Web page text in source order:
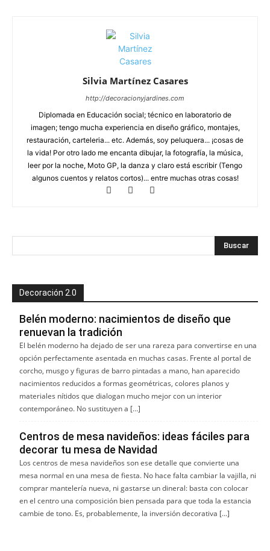
Silvia Martínez Casares
http://decoracionyjardines.com
Diplomada en Educación social; técnico en laboratorio de
imagen; tengo mucha experiencia en diseño gráfico, montajes,
restauración, carteleria... etc. Además, soy peluquera... ¡cosas de
la vida! Por otro lado me encanta dibujar, la fotografía, la música,
leer por la noche, Moto GP, la danza y claro está escribir (Tengo
algunos cuentos y relatos cortos)... entre muchas otras cosas!
Decoración 2.0
Belén moderno: nacimientos de diseño que
renuevan la tradición
El belén moderno ha dejado de ser una rareza para convertirse en una
opción perfectamente asentada en muchas casas. Frente al portal de
corcho, musgo y figuras de barro pintadas a mano, han aparecido
nacimientos reducidos a formas geométricas, colores planos y
materiales nítidos que dialogan mucho mejor con un interior
contemporáneo. No sustituyen a […]
Centros de mesa navideños: ideas fáciles para
decorar tu mesa de Navidad
Los centros de mesa navideños son ese detalle que convierte una
mesa normal en una mesa de fiesta. No hace falta cambiar la vajilla, ni
comprar mantelería nueva, ni gastarse un dineral: basta con colocar
en el centro una composición bien pensada para que toda la estancia
cambie de tono. Es, probablemente, la inversión decorativa […]